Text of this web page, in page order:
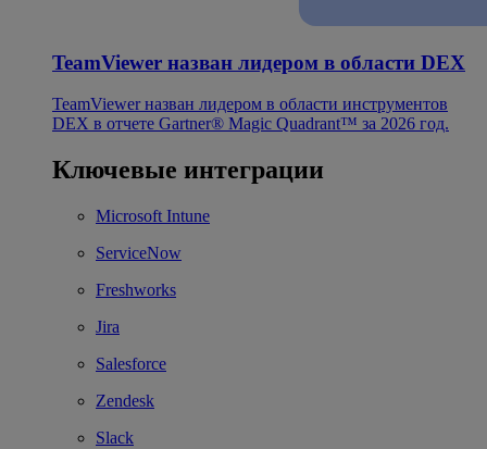
TeamViewer назван лидером в области DEX
TeamViewer назван лидером в области инструментов
DEX в отчете Gartner® Magic Quadrant™ за 2026 год.
Ключевые интеграции
Microsoft Intune
ServiceNow
Freshworks
Jira
Salesforce
Zendesk
Slack